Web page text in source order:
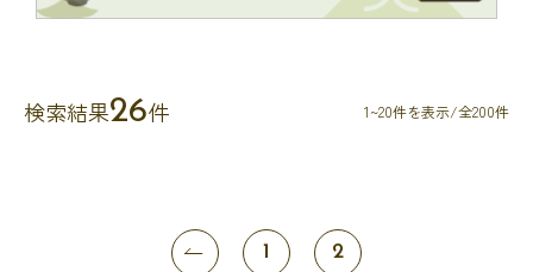
検索結果26件 1~20件を表示/全200件
1 2